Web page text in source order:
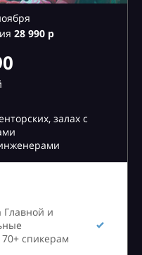
28990 р
залах с
и
спикерам